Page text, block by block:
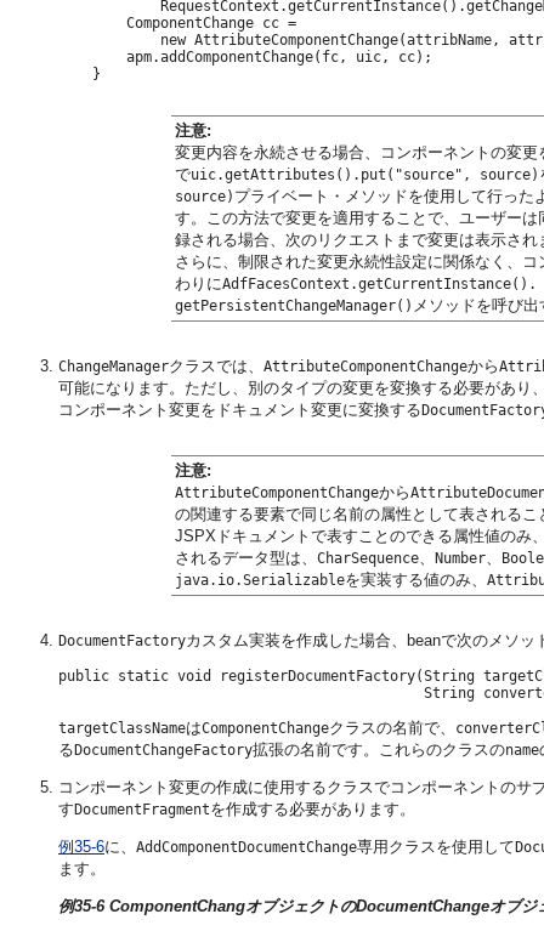
        ComponentChange cc =
new AttributeComponentChange(attribName,
        apm.addComponentChange(fc, uic, cc);
注意:
変更内容を永続させる場合、コンポーネントの変
でuic.getAttributes().put("source", source)
source) プライベート・メソッドを使用して行っ
す。この方法で変更を適用することで、ユーザー
録される場合、次のリクエストまで変更は表示され
さらに、制限された変更永続性設定に関係なく、
わりにAdfFacesContext.getCurrentInstance().
getPersistentChangeManager() メソッドを呼び
ChangeManagerクラスでは、 AttributeComponentChangeから
可能になります。ただし、別のタイプの変更を変換する必要があり
コンポーネント変更をドキュメント変更に変換する
注意:
AttributeComponentChangeから
の関連する要素で同じ名前の属性として表されるこ
JSPXドキュメントで表すことのできる属性値のみ
されるデータ型は、 CharSequence、 Number、
java.io.Serializableを実装する値のみ、
DocumentFactoryカスタム実装を作成した場合、beanで次のメソ
public static void registerDocumentFactory(String
targetClassNameはComponentChangeクラスの名前で、
る DocumentChangeFactory拡張の名前です。これらのクラスのname
コンポーネント変更の作成に使用するクラスでコンポーネントの
す DocumentFragmentを作成する必要があります。
例35-6に、 AddComponentDocumentChange専用クラスを使用して
ます。
例35-6 ComponentChangオブジェクトのDocumentChangeオブジ